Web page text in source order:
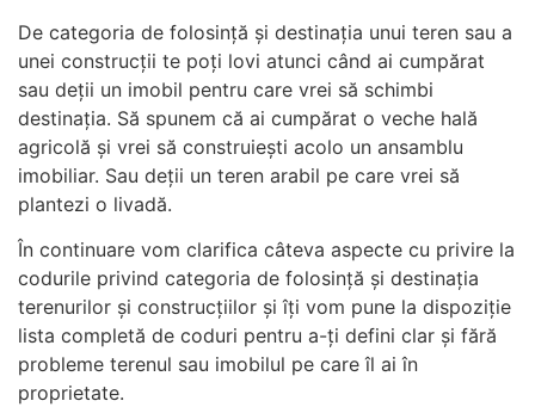
De categoria de folosință și destinația unui teren sau a
unei construcții te poți lovi atunci când ai cumpărat
sau deții un imobil pentru care vrei să schimbi
destinația. Să spunem că ai cumpărat o veche hală
agricolă și vrei să construiești acolo un ansamblu
imobiliar. Sau deții un teren arabil pe care vrei să
plantezi o livadă.
În continuare vom clarifica câteva aspecte cu privire la
codurile privind categoria de folosință și destinația
terenurilor și construcțiilor și îți vom pune la dispoziție
lista completă de coduri pentru a-ți defini clar și fără
probleme terenul sau imobilul pe care îl ai în
proprietate.